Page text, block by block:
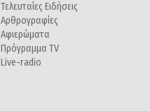
Τελευταίες Ειδήσεις
Αρθρογραφίες
Αφιερώματα
Πρόγραμμα TV
Live-radio